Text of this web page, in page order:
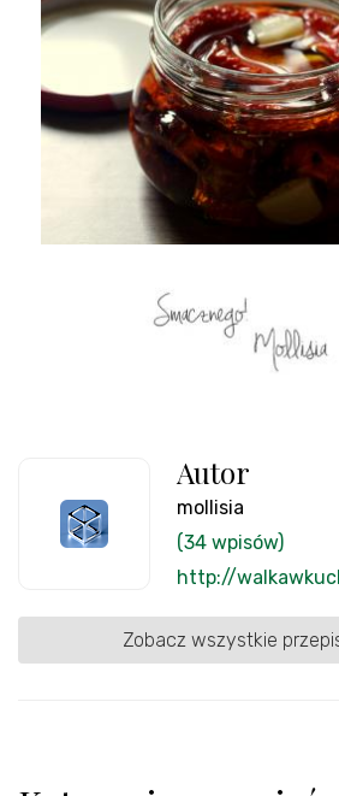
Autor
mollisia
(34 wpisów)
http://
Zobacz wszystkie